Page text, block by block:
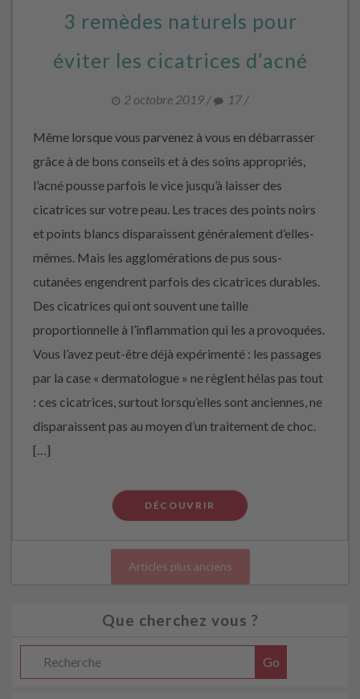
3 remèdes naturels pour
éviter les cicatrices d’acné
2 octobre 2019/ 17/
Même lorsque vous parvenez à vous en débarrasser
grâce à de bons conseils et à des soins appropriés,
l’acné pousse parfois le vice jusqu’à laisser des
cicatrices sur votre peau. Les traces des points noirs
et points blancs disparaissent généralement d’elles-
mêmes. Mais les agglomérations de pus sous-
cutanées engendrent parfois des cicatrices durables.
Des cicatrices qui ont souvent une taille
proportionnelle à l’inflammation qui les a provoquées.
Vous l’avez peut-être déjà expérimenté : les passages
par la case « dermatologue » ne règlent hélas pas tout
: ces cicatrices, surtout lorsqu’elles sont anciennes, ne
disparaissent pas au moyen d’un traitement de choc.
[…]
DÉCOUVRIR
Articles plus anciens
Que cherchez vous ?